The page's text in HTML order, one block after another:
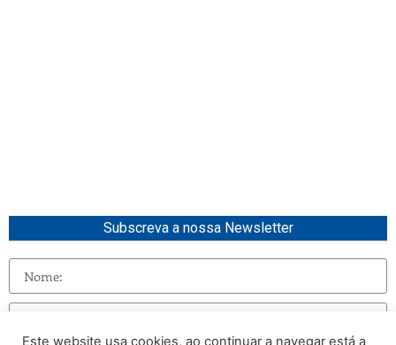
Subscreva a nossa Newsletter
Este website usa cookies, ao continuar a navegar está a